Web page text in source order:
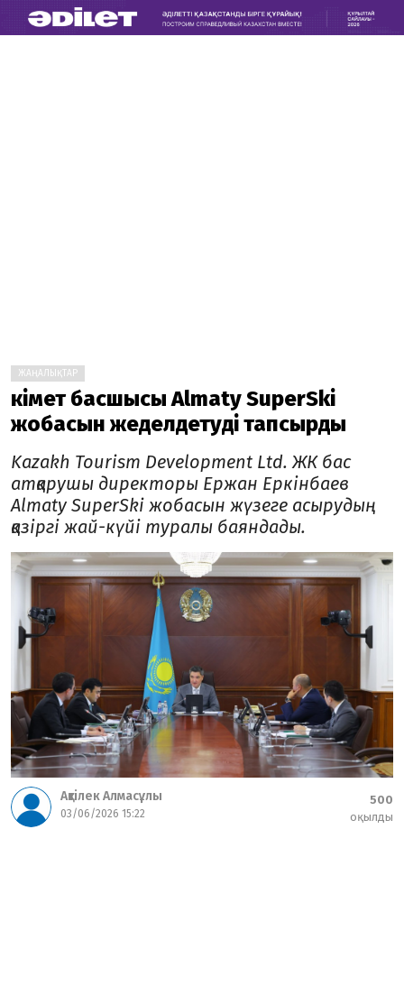
ЖАҢАЛЫҚТАР
Үкімет басшысы Almaty SuperSki
жобасын жеделдетуді тапсырды
Kazakh Tourism Development Ltd. ЖК бас
атқарушы директоры Ержан Еркінбаев
Almaty SuperSki жобасын жүзеге асырудың
қазіргі жай-күйі туралы баяндады.
Ақтілек Алмасұлы
03/06/2026 15:22
500
оқылды